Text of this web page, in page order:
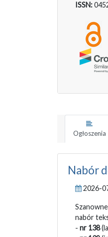
ISSN:
Ogłoszenia
Nabór
2026-
nabór
- nr 138